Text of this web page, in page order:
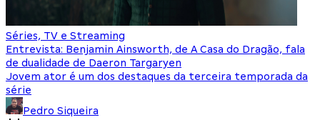
Séries, TV e Streaming
Entrevista: Benjamin Ainsworth, de A Casa do Dragão, fala
de dualidade de Daeron Targaryen
Jovem ator é um dos destaques da terceira temporada da
série
Pedro Siqueira